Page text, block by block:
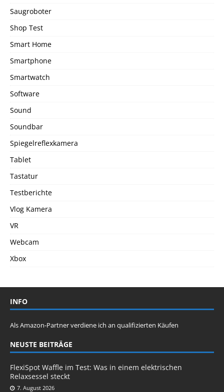
Saugroboter
Shop Test
Smart Home
Smartphone
Smartwatch
Software
Sound
Soundbar
Spiegelreflexkamera
Tablet
Tastatur
Testberichte
Vlog Kamera
VR
Webcam
Xbox
INFO
Als Amazon-Partner verdiene ich an qualifizierten Käufen
NEUSTE BEITRÄGE
FlexiSpot Waffle im Test: Was in einem elektrischen
Relaxsessel steckt
7. August 2026